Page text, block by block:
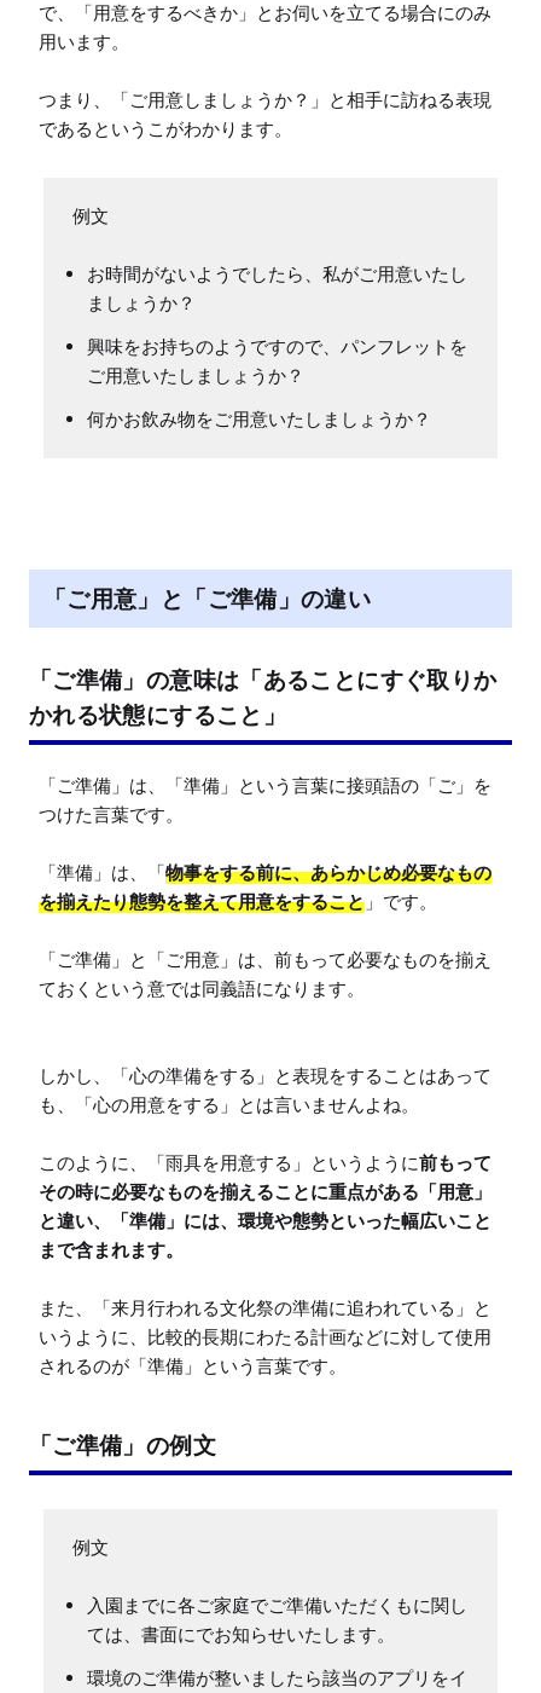
で、「用意をするべきか」とお伺いを立てる場合にのみ
用います。
つまり、「ご用意しましょうか？」と相手に訪ねる表現
であるというこがわかります。
お時間がないようでしたら、私がご用意いたし
ましょうか？
興味をお持ちのようですので、パンフレットを
ご用意いたしましょうか？
何かお飲み物をご用意いたしましょうか？
「ご用意」と「ご準備」の違い
「ご準備」の意味は「あることにすぐ取りか
かれる状態にすること」
「ご準備」は、「準備」という言葉に接頭語の「ご」を
つけた言葉です。
「準備」は、「物事をする前に、あらかじめ必要なもの
を揃えたり態勢を整えて用意をすること 」です。
「ご準備」と「ご用意」は、前もって必要なものを揃え
ておくという意では同義語になります。
しかし、「心の準備をする」と表現をすることはあって
も、「心の用意をする」とは言いませんよね。
このように、「雨具を用意する」というように前もって
その時に必要なものを揃えることに重点がある「用意」
と違い、「準備」には、環境や態勢といった幅広いこと
まで含まれます。
また、「来月行われる文化祭の準備に追われている」と
いうように、比較的長期にわたる計画などに対して使用
されるのが「準備」という言葉です。
「ご準備」の例文
入園までに各ご家庭でご準備いただくもに関し
ては、書面にでお知らせいたします。
環境のご準備が整いましたら該当のアプリをイ